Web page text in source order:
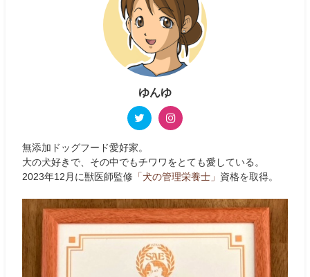
ゆんゆ
無添加ドッグフード愛好家。
大の犬好きで、その中でもチワワをとても愛している。
2023年12月に獣医師監修 「犬の管理栄養士」 資格を取得。